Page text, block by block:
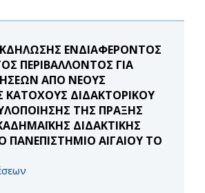
ΕΝΔΙΑΦΕΡΟΝΤΟΣ
ΠΕΡΙΒΑΛΛΟΝΤΟΣ ΓΙΑ
ΑΠΟ ΝΕΟΥΣ
ΚΑΤΟΧΟΥΣ ΔΙΔΑΚΤΟΡΙΚΟΥ
ΤΗΣ ΠΡΑΞΗΣ
ΔΙΔΑΚΤΙΚΗΣ
ΠΑΝΕΠΙΣΤΗΜΙΟ ΑΙΓΑΙΟΥ ΤΟ